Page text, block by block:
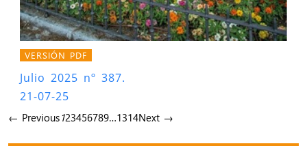
VERSIÓN PDF
Julio 2025 nº 387.
21-07-25
← Previous123456789…1314Next →